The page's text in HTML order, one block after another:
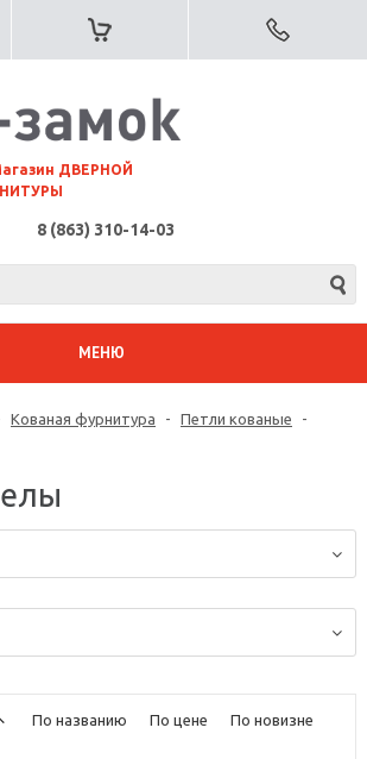
ДВЕРНОЙ
8 (863) 310-14-03
МЕНЮ
Кованая фурнитура - Петли кованые
-
По названию По цене По новизне